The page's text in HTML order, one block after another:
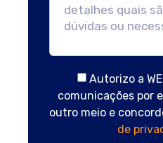
Autorizo a
comunicações por
outro meio e
de